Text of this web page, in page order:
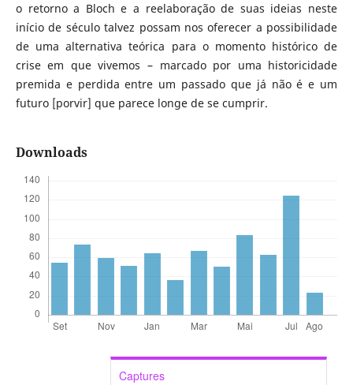
o retorno a Bloch e a reelaboração de suas ideias neste
início de século talvez possam nos oferecer a possibilidade
de uma alternativa teórica para o momento histórico de
crise em que vivemos – marcado por uma historicidade
premida e perdida entre um passado que já não é e um
futuro [porvir] que parece longe de se cumprir.
Downloads
Captures